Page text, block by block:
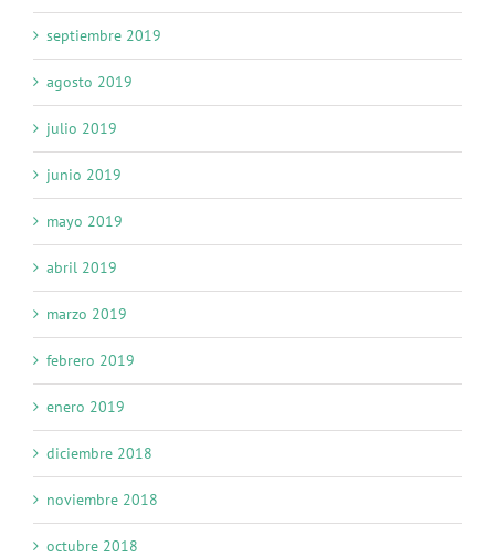
septiembre 2019
agosto 2019
julio 2019
junio 2019
mayo 2019
abril 2019
marzo 2019
febrero 2019
enero 2019
diciembre 2018
noviembre 2018
octubre 2018